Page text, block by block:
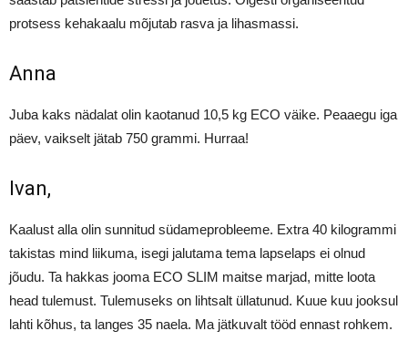
protsess kehakaalu mõjutab rasva ja lihasmassi.
Anna
Juba kaks nädalat olin kaotanud 10,5 kg ECO väike. Peaaegu iga
päev, vaikselt jätab 750 grammi. Hurraa!
Ivan,
Kaalust alla olin sunnitud südameprobleeme. Extra 40 kilogrammi
takistas mind liikuma, isegi jalutama tema lapselaps ei olnud
jõudu. Ta hakkas jooma ECO SLIM maitse marjad, mitte loota
head tulemust. Tulemuseks on lihtsalt üllatunud. Kuue kuu jooksul
lahti kõhus, ta langes 35 naela. Ma jätkuvalt tööd ennast rohkem.